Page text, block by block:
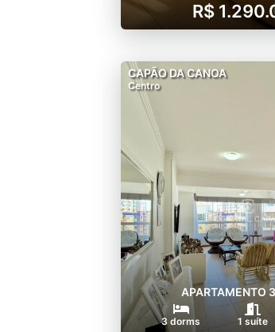
R$
CAPÃO DA CANOA
Centro
APARTAMENTO
3 dorms 1 suíte